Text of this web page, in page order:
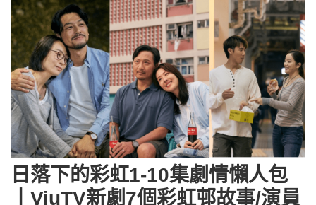
日落下的彩虹1-10集劇情懶人包
丨ViuTV新劇7個彩虹邨故事/演員